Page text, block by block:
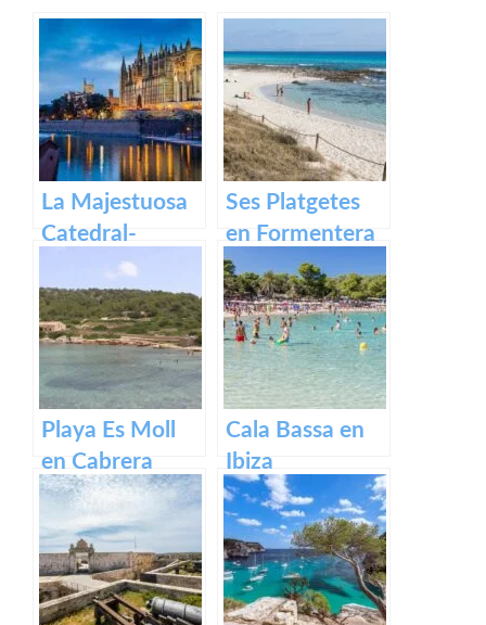
La Majestuosa
Catedral-
Basílica de
Santa María en
Mallorca.
Ses Platgetes
en Formentera
Playa Es Moll
en Cabrera
Cala Bassa en
Ibiza